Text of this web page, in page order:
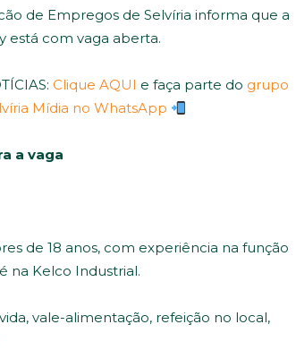
de Empregos de Selvíria informa que a
está com vaga aberta.
Clique AQUI e faça parte do grupo
Mídia no WhatsApp
a vaga
de 18 anos, com experiência na função
na Kelco Industrial.
vale-alimentação, refeição no local,